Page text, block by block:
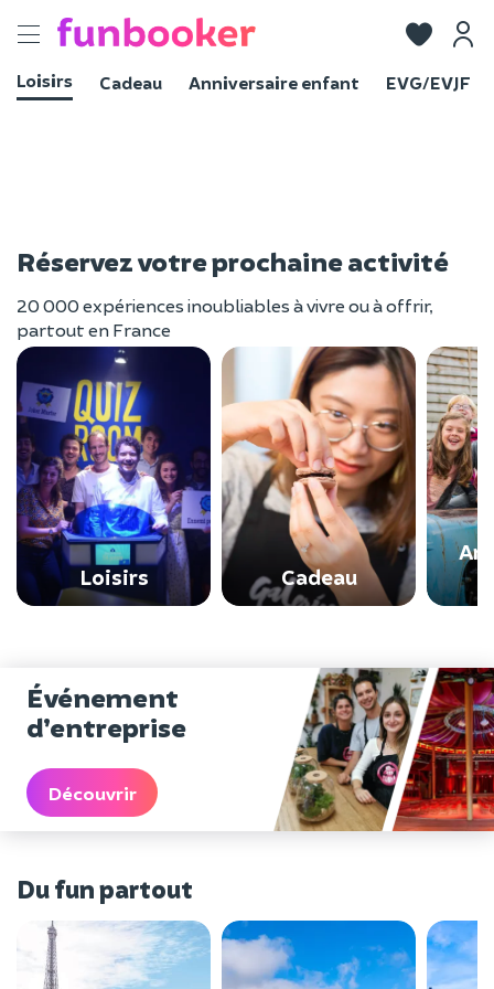
Toggle
Loisirs
Cadeau Anniversaire enfant EVG/EVJF
Réservez votre prochaine activité
20 000 expériences inoubliables à vivre ou à offrir,
partout en France
Loisirs Cadeau
Événement
d’entreprise
Découvrir
Du fun partout